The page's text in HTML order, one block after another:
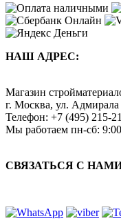
НАШ АДРЕС:
Магазин
г. Москва, ул. Адмирала
Телефон: +7 (495) 215-
Мы работаем пн-сб:
СВЯЗАТЬСЯ С